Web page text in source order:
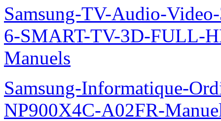
Samsung-TV-Audio-
6-SMART-TV-3D-FULL-
Manuels
Samsung-Informatique-
NP900X4C-A02FR-